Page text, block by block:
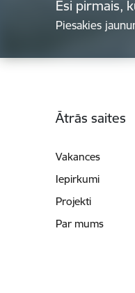
Esi pirmais,
Piesakies
Ātrās saites
Vakances
Iepirkumi
Projekti
Par mums